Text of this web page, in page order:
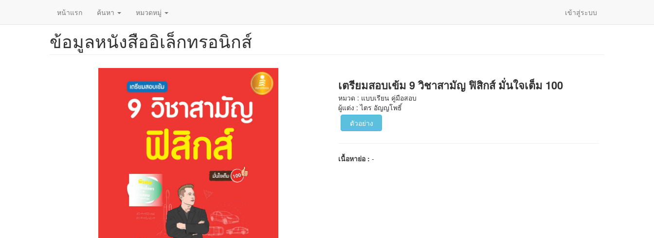
หน้าแรก ค้นหา หมวดหมู่ เข้าสู่ระบบ
ข้อมูลหนังสืออิเล็กทรอนิกส์
เตรียมสอบเข้ม 9 วิชาสามัญ ฟิสิกส์ มั่นใจเต็ม 100
หมวด : แบบเรียน คู่มือสอบ
ผู้แต่ง : ไตร อัญญโพธิ์
ตัวอย่าง
เนื้อหาย่อ :-